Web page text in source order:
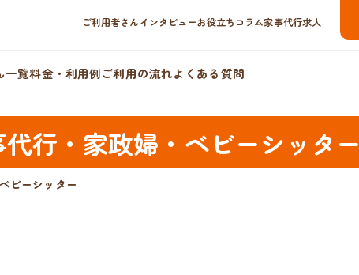
ご利用者さんインタビューお役立ちコラム家事代行求人
一覧料金・利用例ご利用の流れよくある質問
行・家政婦・ベビーシッター
ビーシッター